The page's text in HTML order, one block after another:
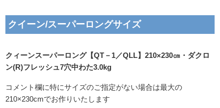
クイーン/スーパーロングサイズ
クィーンスーパーロング【QT－1／QLL】210×230㎝・ダクロ
ン(R)フレッシュ7穴中わた3.0kg
コメント欄に特にサイズのご指定がない場合は最大の
210×230cmでお作りいたします